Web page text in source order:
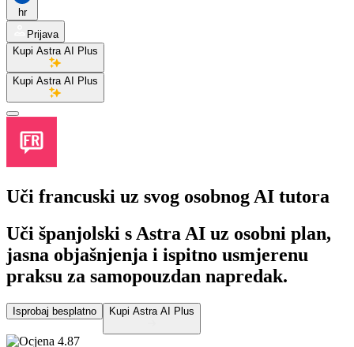
hr
Prijava
Kupi Astra AI Plus
Kupi Astra AI Plus
Uči francuski uz svog osobnog AI tutora
Uči španjolski s Astra AI uz osobni plan,
jasna objašnjenja i ispitno usmjerenu
praksu za samopouzdan napredak.
Isprobaj besplatno Kupi Astra AI Plus